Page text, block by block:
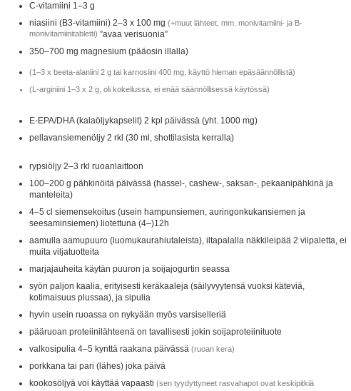
C-vitamiini 1–3 g
niasiini (B3-vitamiini) 2–3 x 100 mg (+muut lähteet, mm. monivitamiini- ja B-
monivitamiinitabletti) ”avaa verisuonia”
350–700 mg magnesium (pääosin illalla)
(1–3 x beeta-alaniini 2 g tai karnosiini 400 mg, käyttö hieman epäsäännöllistä)
(L-arginiini 1–3 x 2 g, oli kokeilussa, ei enää säännöllisessä käytössä)
E-EPA/DHA (kalaöljykapselit) 2 kpl päivässä (yht. 1000 mg)
pellavansiemenöljy 2 rkl (30 ml, shottilasista kerralla)
rypsiöljy 2–3 rkl ruoanlaittoon
100–200 g pähkinöitä päivässä (hassel-, cashew-, saksan-, pekaanipähkinä ja
manteleita)
4–5 cl siemensekoitus (usein hampunsiemen, auringonkukansiemen ja
seesaminsiemen) liotettuna (4–)12h
aamulla aamupuuro (luomukaurahiutaleista), iltapalalla näkkileipää 2 viipaletta, ei
muita viljatuotteita
marjajauheita käytän puuron ja soijajogurtin seassa
syön paljon kaalia, erityisesti keräkaaleja (säilyvyytensä vuoksi käteviä,
kotimaisuus plussaa), ja sipulia
hyvin usein ruoassa on nykyään myös varsiselleriä
pääruoan proteiinilähteenä on tavallisesti jokin soijaproteiinituote
valkosipulia 4–5 kynttä raakana päivässä (ruoan kera)
porkkana tai pari (lähes) joka päivä
kookosöljyä voi käyttää vapaasti (sen tyydyttyneet rasvahapot ovat keskipitkiä